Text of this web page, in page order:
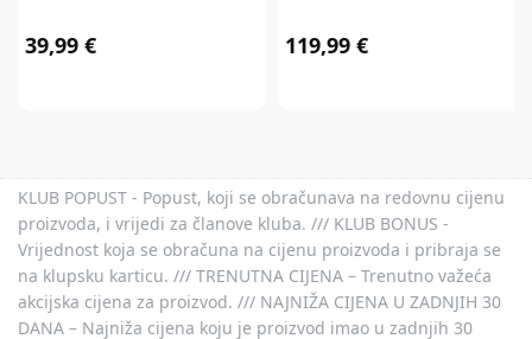
39,99 € 119,99 €
KLUB POPUST - Popust, koji se obračunava na redovnu cijenu
proizvoda, i vrijedi za članove kluba. /// KLUB BONUS -
Vrijednost koja se obračuna na cijenu proizvoda i pribraja se
na klupsku karticu. /// TRENUTNA CIJENA – Trenutno važeća
akcijska cijena za proizvod. /// NAJNIŽA CIJENA U ZADNJIH 30
DANA – Najniža cijena koju je proizvod imao u zadnjih 30